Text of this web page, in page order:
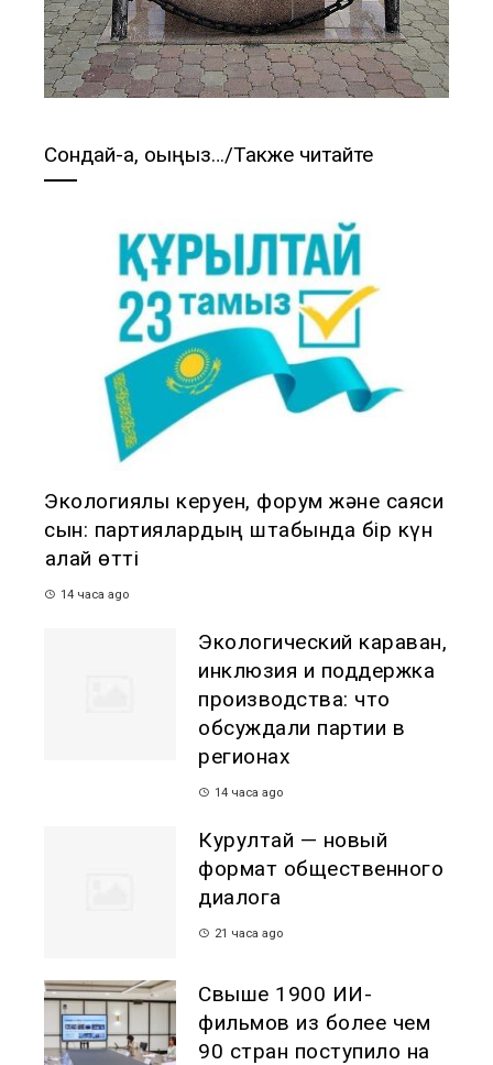
Сондай-ақ, оқыңыз…/Также читайте
Экологиялық керуен, форум және саяси
сын: партиялардың штабында бір күн
қалай өтті
14 часа ago
Экологический караван,
инклюзия и поддержка
производства: что
обсуждали партии в
регионах
14 часа ago
Курултай — новый
формат общественного
диалога
21 часа ago
Свыше 1900 ИИ-
фильмов из более чем
90 стран поступило на